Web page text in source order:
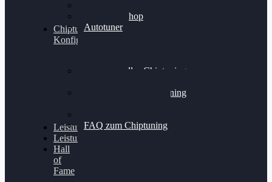
Alientech Shop
Autotuner
Chiptuning
Konfigurator
Professionelles Chiptuning
Professionelles Chiptuning
FAQ zum Chiptuning
Leistungsmessung
Leistungsprüfstand
Hall
of
Fame